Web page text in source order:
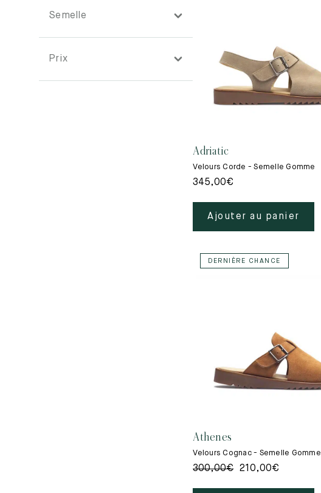
Semelle
Prix
Adriatic
Velours Corde - Semelle Gomme
345,00€
Ajouter au panier
DERNIÈRE CHANCE
Athenes
Velours Cognac - Semelle Gomme
300,00€ 210,00€